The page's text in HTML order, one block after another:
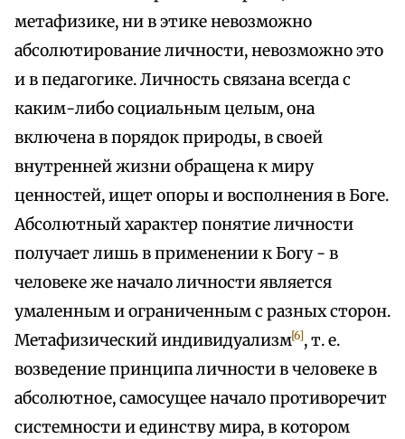
метафизике, ни в этике невозможно
абсолютирование личности, невозможно это
и в педагогике. Личность связана всегда с
каким-либо социальным целым, она
включена в порядок природы, в своей
внутренней жизни обращена к миру
ценностей, ищет опоры и восполнения в Боге.
Абсолютный характер понятие личности
получает лишь в применении к Богу - в
человеке же начало личности является
умаленным и ограниченным с разных сторон.
Метафизический индивидуализм[6], т. е.
возведение принципа личности в человеке в
абсолютное, самосущее начало противоречит
системности и единству мира, в котором